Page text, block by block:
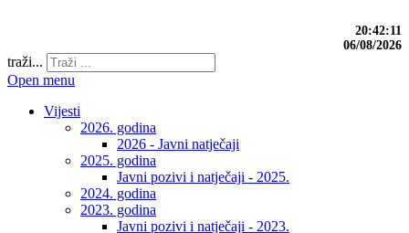
20:42:12
06/08/2026
traži...
Open menu
Vijesti
2026. godina
2026 - Javni natječaji
2025. godina
Javni pozivi i natječaji - 2025.
2024. godina
2023. godina
Javni pozivi i natječaji - 2023.